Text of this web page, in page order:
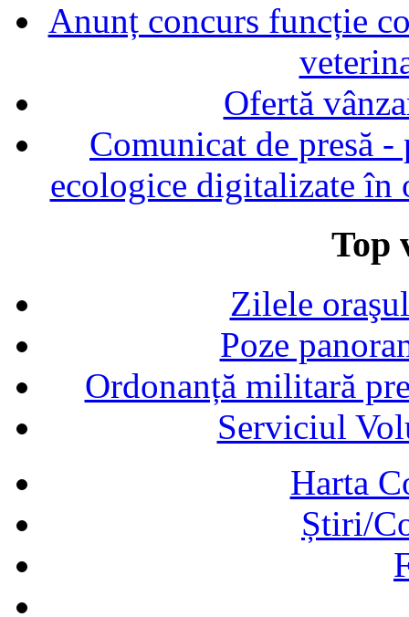
Anunț concurs funcție
Ofertă
Comunicat de presă
ecologice digitalizate în
Top
Zilele
Poze
Ordonanță militară
Serviciul
Harta
Știri/